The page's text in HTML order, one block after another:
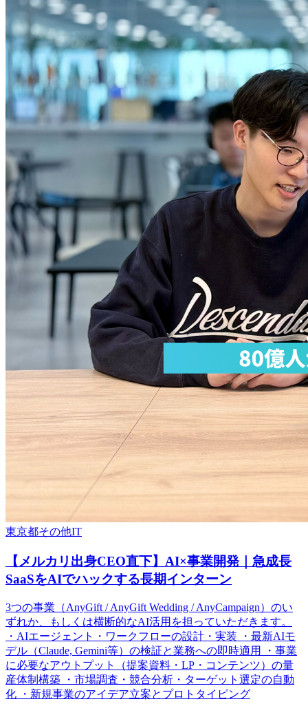
東京都その他IT
【メルカリ出身CEO直下】AI×事業開発｜急成長
SaaSをAIでハックする長期インターン
3つの事業（AnyGift / AnyGift Wedding / AnyCampaign）のい
ずれか、もしくは横断的なAI活用を担っていただきます。
・AIエージェント・ワークフローの設計・実装 ・最新AIモ
デル（Claude, Gemini等）の検証と業務への即時適用 ・事業
に必要なアウトプット（提案資料・LP・コンテンツ）の量
産体制構築 ・市場調査・競合分析・ターゲット選定の自動
化 ・新規事業のアイデア立案とプロトタイピング